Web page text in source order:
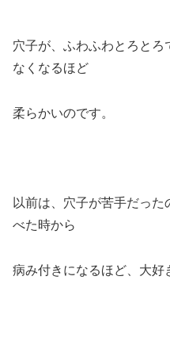
穴子が、ふわふわとろとろ
なくなるほど
柔らかいのです。
以前は、穴子が苦手だっ
べた時から
病み付きになるほど、大好